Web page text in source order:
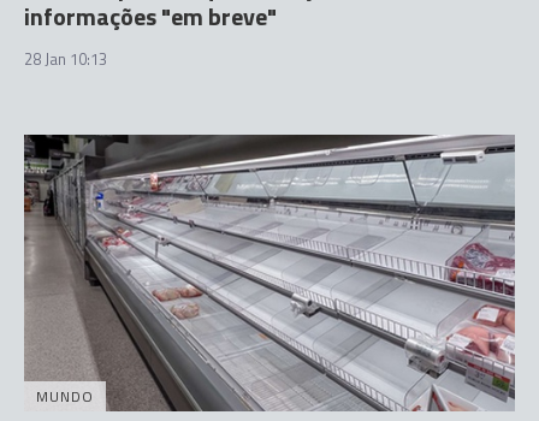
informações "em breve"
28 Jan 10:13
MUNDO